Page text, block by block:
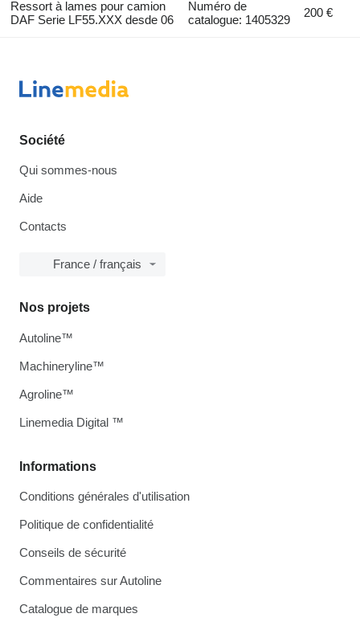
Ressort à lames pour camion
DAF Serie LF55.XXX desde 06
Numéro de
catalogue: 1405329
200 €
Société
Qui sommes-nous
Aide
Contacts
France / français
Informations
Conditions générales d'utilisation
Politique de confidentialité
Conseils de sécurité
Commentaires sur Autoline
Catalogue de marques
Nos projets
Autoline™
Machineryline™
Agroline™
Linemedia Digital ™